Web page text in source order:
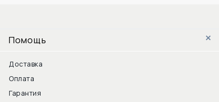
Помощь
Доставка
Оплата
Гарантия